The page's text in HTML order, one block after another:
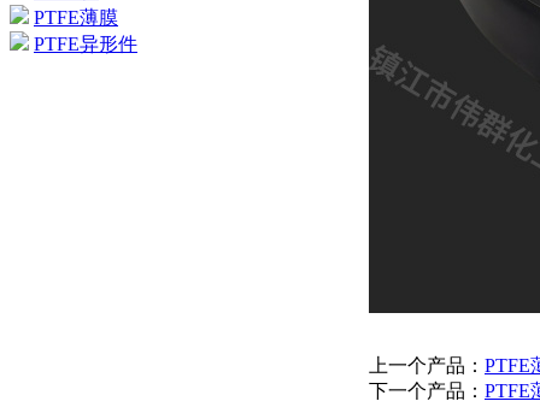
PTFE薄膜
PTFE异形件
上一个产品： PTFE
下一个产品： PTFE